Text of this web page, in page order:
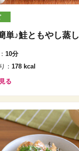
単♪鮭ともやし蒸し
10分
： 178 kcal
る